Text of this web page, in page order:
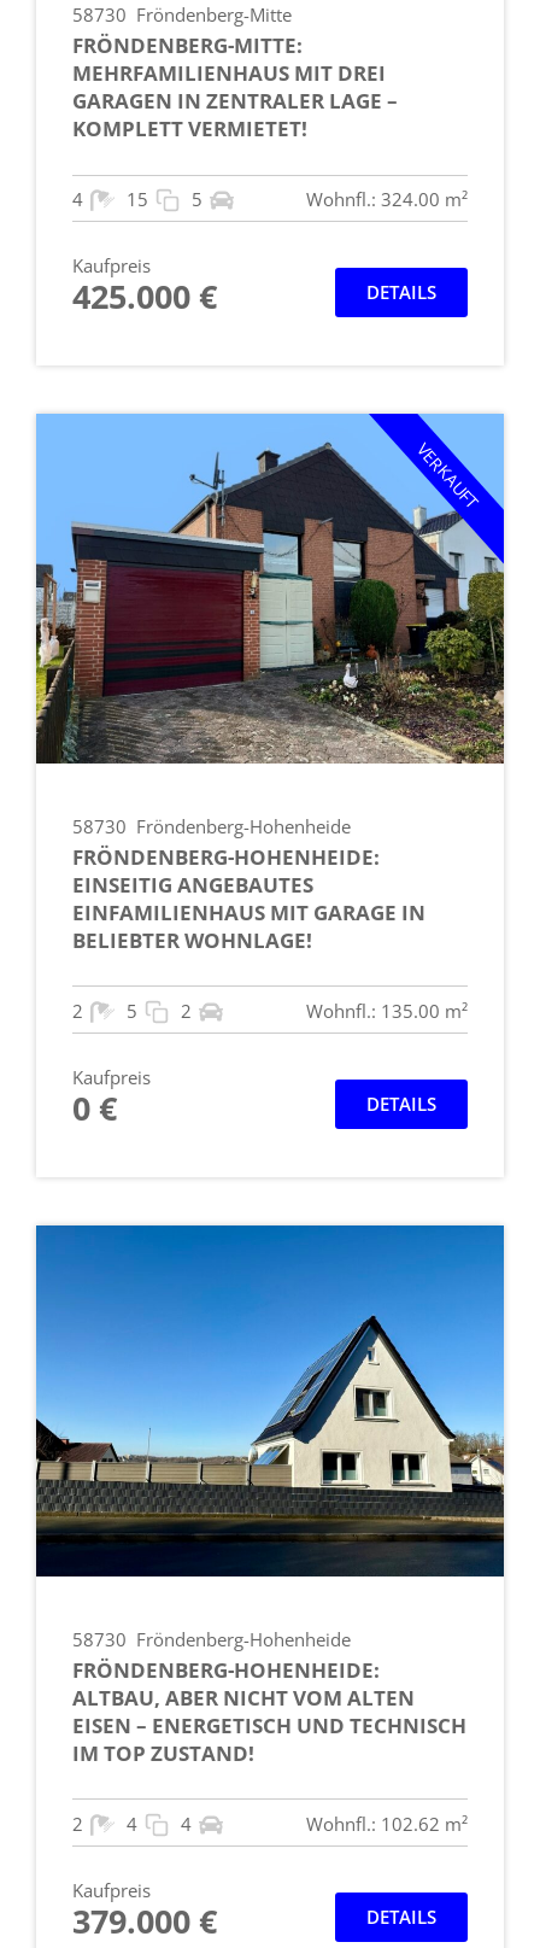
58730 Fröndenberg-Mitte
FRÖNDENBERG-MITTE:
MEHRFAMILIENHAUS MIT DREI
GARAGEN IN ZENTRALER LAGE –
KOMPLETT VERMIETET!
4 15 5 Wohnfl.: 324.00 m²
Kaufpreis
425.000 € DETAILS
VERKAUFT
58730 Fröndenberg-Hohenheide
FRÖNDENBERG-HOHENHEIDE:
EINSEITIG ANGEBAUTES
EINFAMILIENHAUS MIT GARAGE IN
BELIEBTER WOHNLAGE!
2 5 2 Wohnfl.: 135.00 m²
Kaufpreis
0 € DETAILS
58730 Fröndenberg-Hohenheide
FRÖNDENBERG-HOHENHEIDE:
ALTBAU, ABER NICHT VOM ALTEN
EISEN – ENERGETISCH UND TECHNISCH
IM TOP ZUSTAND!
2 4 4 Wohnfl.: 102.62 m²
Kaufpreis
379.000 € DETAILS